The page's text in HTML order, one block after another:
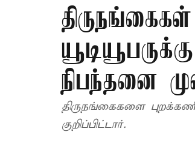
நிபந்தனை
திருநங்கைகளை
குறிப்பிட்டார்.